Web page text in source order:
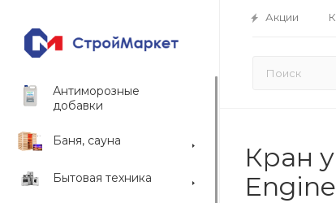
Акции
Антиморозные
добавки
Баня, сауна
Бытовая техника
Кран